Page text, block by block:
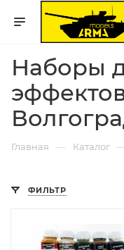
Наборы
Главная — Каталог
ФИЛЬТР